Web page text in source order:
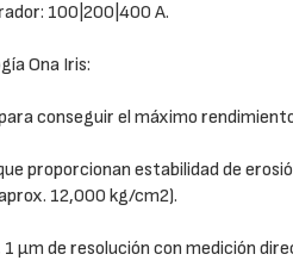
100|200|400 A.
Ona Iris:
conseguir el máximo
proporcionan estabilidad de
12,000 kg/cm2).
1 µm de resolución con medición